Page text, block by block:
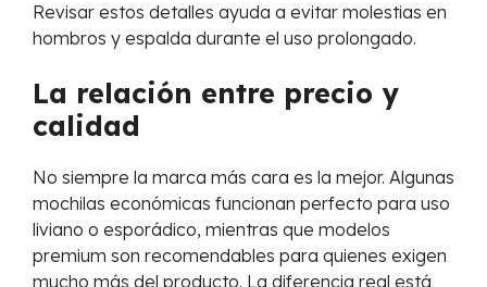
Revisar estos detalles ayuda a evitar molestias en
hombros y espalda durante el uso prolongado.
La relación entre precio y
calidad
No siempre la marca más cara es la mejor. Algunas
mochilas económicas funcionan perfecto para uso
liviano o esporádico, mientras que modelos
premium son recomendables para quienes exigen
mucho más del producto. La diferencia real está